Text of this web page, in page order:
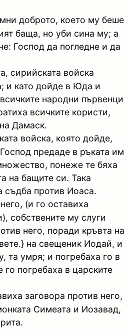
доброто, което му беше
баща, но уби сина му; а
Господ да погледне и да
сирийската войска
и като дойде в Юда и
народни първенци
всичките користи,
Дамаск.
войска, която дойде,
предаде в ръката им
понеже те бяха
на бащите си. Така
съдба против Иоаса.
(и го оставиха
собствените му слуги
него, поради кръвта на
на свещеник Иодай, и
та умря; и погребаха го в
погребаха в царските
заговора против него,
Симеата и Иозавад,